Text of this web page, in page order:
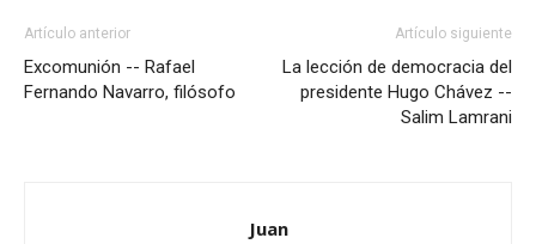
Artículo anterior
Excomunión -- Rafael
Fernando Navarro, filósofo
Artículo siguiente
La lección de democracia del
presidente Hugo Chávez --
Salim Lamrani
Juan